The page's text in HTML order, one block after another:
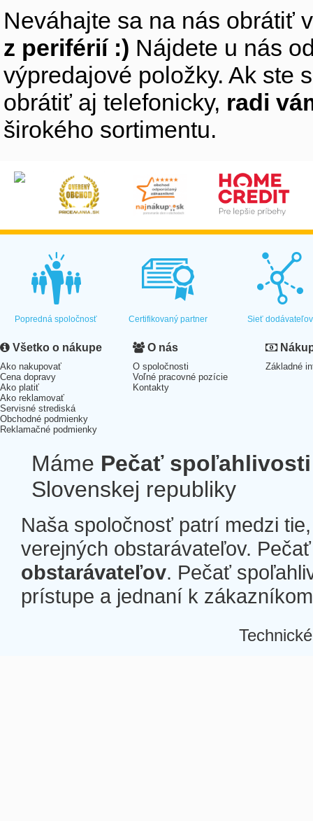
Neváhajte sa na nás obrátiť
z periférií :) Nájdete u nás
výpredajové položky. Ak ste
obrátiť aj telefonicky, radi
širokého sortimentu.
Popredná spoločnosť Certifikovaný partner Sieť dodávateľov
Všetko o nákupe
Ako nakupovať
Cena dopravy
Ako platiť
Ako reklamovať
Servisné strediská
Obchodné podmienky
Reklamačné podmienky
O nás
O spoločnosti
Voľné pracovné pozície
Kontakty
Základné
Máme Pečať spoľahlivosti
Slovenskej republiky
Naša spoločnosť patrí medzi
verejných obstarávateľov.
obstarávateľov. Pečať
prístupe a jednaní k